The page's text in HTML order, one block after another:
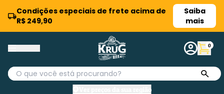
Condições especiais de frete acima de
R$ 249,90
Saiba
mais
Ver preços da sua região
0